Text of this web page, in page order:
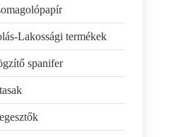
Lakossági termékek
spanifer